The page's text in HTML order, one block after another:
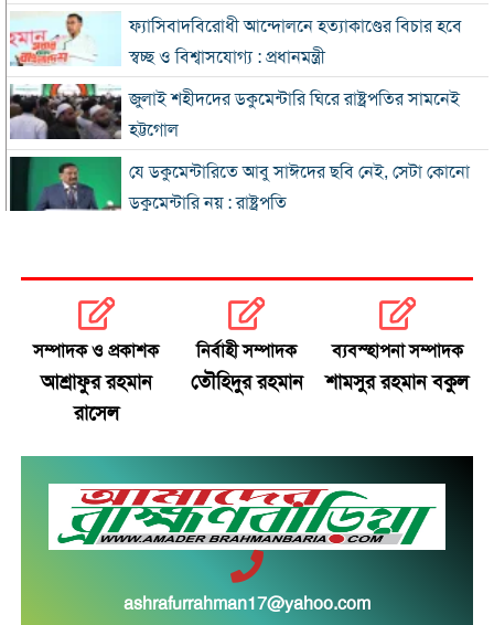
ফ্যাসিবাদবিরোধী আন্দোলনে হত্যাকাণ্ডের বিচার হবে
স্বচ্ছ ও বিশ্বাসযোগ্য : প্রধানমন্ত্রী
জুলাই শহীদদের ডকুমেন্টারি ঘিরে রাষ্ট্রপতির সামনেই
হট্টগোল
যে ডকুমেন্টারিতে আবু সাঈদের ছবি নেই, সেটা কোনো
ডকুমেন্টারি নয় : রাষ্ট্রপতি
জুলাই জাদুঘর হবে পথ দেখানোর স্থান: ইউনূস
ছুটিতে ঘরমুখী মানুষের ঢল, গাজীপুর মহাসড়কে যানজট
রাজপথে সক্রিয়তা
হাসিনার দেশত্যাগের পর যেভাবে প্রতিক্রিয়া জানিয়েছিল
বিশ্ব
ঢাকায় দুপুরে বজ্রসহ বৃষ্টির সম্ভাবনা
সম্পাদক ও প্রকাশক
আশ্রাফুর রহমান
রাসেল
নির্বাহী সম্পাদক
তৌহিদুর রহমান
ব্যবস্হাপনা সম্পাদক
শামসুর রহমান বকুল
ashrafurrahman17@yahoo.com